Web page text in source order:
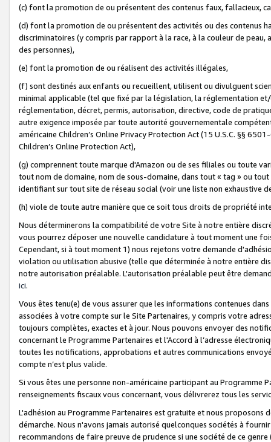
(c) font la promotion de ou présentent des contenus faux, fallacieux,
(d) font la promotion de ou présentent des activités ou des contenus
discriminatoires (y compris par rapport à la race, à la couleur de
des personnes),
(e) font la promotion de ou réalisent des activités illégales,
(f) sont destinés aux enfants ou recueillent, utilisent ou divulguent
minimal applicable (tel que fixé par la législation, la réglementation
réglementation, décret, permis, autorisation, directive, code de
autre exigence imposée par toute autorité gouvernementale
américaine Children’s Online Privacy Protection Act (15 U.S.C. §§
Children’s Online Protection Act),
(g) comprennent toute marque d'Amazon ou de ses filiales ou toute
tout nom de domaine, nom de sous-domaine, dans tout « tag » ou
identifiant sur tout site de réseau social (voir une liste non exhaustive
(h) viole de toute autre manière que ce soit tous droits de propriété
Nous déterminerons la compatibilité de votre Site à notre entière
vous pourrez déposer une nouvelle candidature à tout moment une
Cependant, si à tout moment 1) nous rejetons votre demande
violation ou utilisation abusive (telle que déterminée à notre entière
notre autorisation préalable. L'autorisation préalable peut être
ici.
Vous êtes tenu(e) de vous assurer que les informations contenues
associées à votre compte sur le Site Partenaires, y compris votre
toujours complètes, exactes et à jour. Nous pouvons envoyer des
concernant le Programme Partenaires et l'Accord à l’adresse
toutes les notifications, approbations et autres communications
compte n’est plus valide.
Si vous êtes une personne non-américaine participant au
renseignements fiscaux vous concernant, vous délivrerez tous les
L'adhésion au Programme Partenaires est gratuite et nous proposons
démarche. Nous n'avons jamais autorisé quelconques sociétés à
recommandons de faire preuve de prudence si une société de ce